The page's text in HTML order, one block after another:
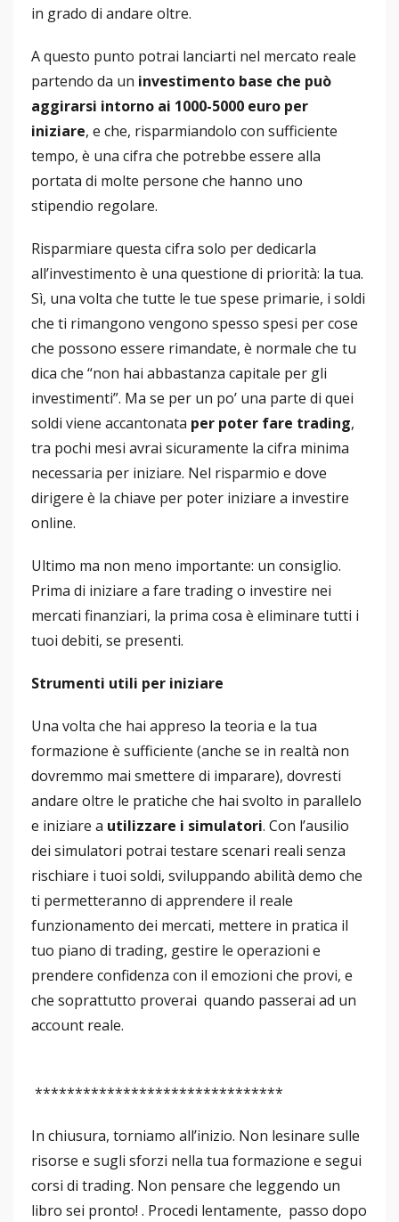
in grado di andare oltre.
A questo punto potrai lanciarti nel mercato reale
partendo da un investimento base che può
aggirarsi intorno ai 1000-5000 euro per
iniziare, e che, risparmiandolo con sufficiente
tempo, è una cifra che potrebbe essere alla
portata di molte persone che hanno uno
stipendio regolare.
Risparmiare questa cifra solo per dedicarla
all’investimento è una questione di priorità: la tua.
Sì, una volta che tutte le tue spese primarie, i soldi
che ti rimangono vengono spesso spesi per cose
che possono essere rimandate, è normale che tu
dica che “non hai abbastanza capitale per gli
investimenti”. Ma se per un po’ una parte di quei
soldi viene accantonata per poter fare trading,
tra pochi mesi avrai sicuramente la cifra minima
necessaria per iniziare. Nel risparmio e dove
dirigere è la chiave per poter iniziare a investire
online.
Ultimo ma non meno importante: un consiglio.
Prima di iniziare a fare trading o investire nei
mercati finanziari, la prima cosa è eliminare tutti i
tuoi debiti, se presenti.
Strumenti utili per iniziare
Una volta che hai appreso la teoria e la tua
formazione è sufficiente (anche se in realtà non
dovremmo mai smettere di imparare), dovresti
andare oltre le pratiche che hai svolto in parallelo
e iniziare a utilizzare i simulatori. Con l’ausilio
dei simulatori potrai testare scenari reali senza
rischiare i tuoi soldi, sviluppando abilità demo che
ti permetteranno di apprendere il reale
funzionamento dei mercati, mettere in pratica il
tuo piano di trading, gestire le operazioni e
prendere confidenza con il emozioni che provi, e
che soprattutto proverai quando passerai ad un
account reale.
*******************************
In chiusura, torniamo all’inizio. Non lesinare sulle
risorse e sugli sforzi nella tua formazione e segui
corsi di trading. Non pensare che leggendo un
libro sei pronto! . Procedi lentamente, passo dopo